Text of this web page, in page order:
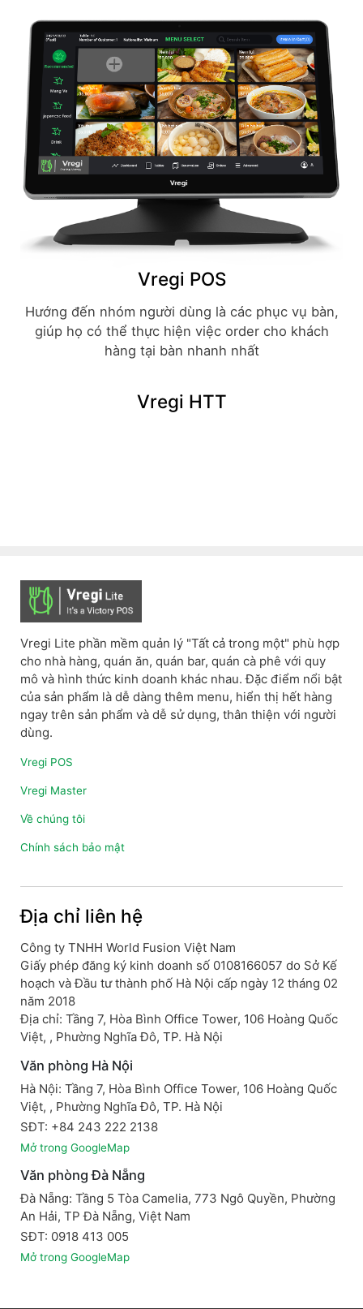
Vregi POS
Hướng đến nhóm người dùng là các phục vụ bàn,
giúp họ có thể thực hiện việc order cho khách
hàng tại bàn nhanh nhất
Vregi HTT
Vregi Lite phần mềm quản lý "Tất cả trong một" phù hợp
cho nhà hàng, quán ăn, quán bar, quán cà phê với quy
mô và hình thức kinh doanh khác nhau. Đặc điểm nổi bật
của sản phẩm là dễ dàng thêm menu, hiển thị hết hàng
ngay trên sản phẩm và dễ sử dụng, thân thiện với người
dùng.
Vregi POS
Vregi Master
Về chúng tôi
Chính sách bảo mật
Địa chỉ liên hệ
Công ty TNHH World Fusion Việt Nam
Giấy phép đăng ký kinh doanh số 0108166057 do Sở Kế
hoạch và Đầu tư thành phố Hà Nội cấp ngày 12 tháng 02
năm 2018
Địa chỉ: Tầng 7, Hòa Bình Office Tower, 106 Hoàng Quốc
Việt, , Phường Nghĩa Đô, TP. Hà Nội
Văn phòng Hà Nội
Hà Nội: Tầng 7, Hòa Bình Office Tower, 106 Hoàng Quốc
Việt, , Phường Nghĩa Đô, TP. Hà Nội
SĐT: +84 243 222 2138
Mở trong GoogleMap
Văn phòng Đà Nẵng
Đà Nẵng: Tầng 5 Tòa Camelia, 773 Ngô Quyền, Phường
An Hải, TP Đà Nẵng, Việt Nam
SĐT: 0918 413 005
Mở trong GoogleMap